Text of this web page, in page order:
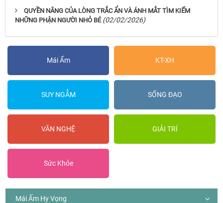
QUYỀN NĂNG CỦA LÒNG TRẮC ẨN VÀ ÁNH MẮT TÌM KIẾM
NHỮNG PHẬN NGƯỜI NHỎ BÉ (02/02/2026)
Mái Ấm KT-XH
SUY NGẪM SỐNG ĐẠO
VĂN NGHỆ GIẢI TRÍ
Sức Khỏe
Mái Ấm Hy Vọng